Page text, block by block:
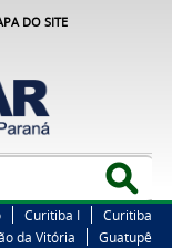
DO SITE
Curitiba I
Curitiba
da Vitória Guatupê